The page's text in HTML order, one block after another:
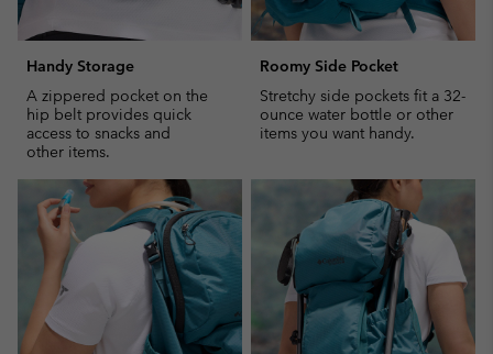
Handy Storage
A zippered pocket on the
hip belt provides quick
access to snacks and
other items.
Roomy Side Pocket
Stretchy side pockets fit a 32-
ounce water bottle or other
items you want handy.